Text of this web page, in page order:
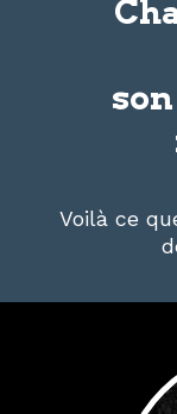
son
Voilà ce